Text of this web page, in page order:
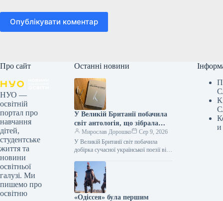
Опублікувати коментар
Про сайт
НУО —
освітній
портал про
навчання
дітей,
студентське
життя та
новини
освітньої
галузі. Ми
пишемо про
освітню
Останні новини
У Великій Британії побачила
світ антологія, що зібрала
твори дванадцяти
українських поетес, а у Швеції
видано збірку текстів
Мирослав Дорошко
Сер 9, 2026
У Великій Британії світ побачила
добірка сучасної української поезії від
Ukrainian Women’s Poetry. До…
«Одіссея» була першим
и